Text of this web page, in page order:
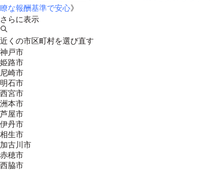
瞭な報酬基準で安心》
さらに表示
近くの市区町村を選び直す
神戸市
姫路市
尼崎市
明石市
西宮市
洲本市
芦屋市
伊丹市
相生市
加古川市
赤穂市
西脇市